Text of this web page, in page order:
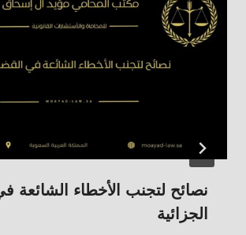
نصائح لتجنب الأخطاء الشائعة
الجزائية